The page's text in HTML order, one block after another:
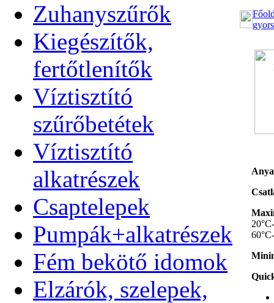
Zuhanyszűrők
Kiegészítők,
fertőtlenítők
Víztisztító
szűrőbetétek
Víztisztító
alkatrészek
Csaptelepek
Pumpák+alkatrészek
Fém bekötő idomok
Elzárók, szelepek,